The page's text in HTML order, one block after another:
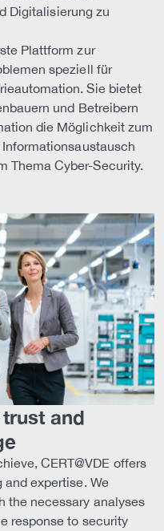
Digitalisierung zu
Plattform zur
speziell für
Sie bietet
und Betreibern
die Möglichkeit zum
Thema Cyber-Security.
trust and
CERT@VDE offers
expertise. We
the necessary analyses
response to security